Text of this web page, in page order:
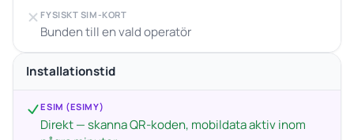
FYSISKT SIM-KORT
Bunden till en vald operatör
Installationstid
ESIM (ESIMY)
Direkt — skanna QR-koden, mobildata aktiv inom